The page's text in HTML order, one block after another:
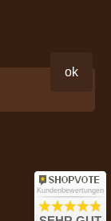
ok
Kundenbewertungen